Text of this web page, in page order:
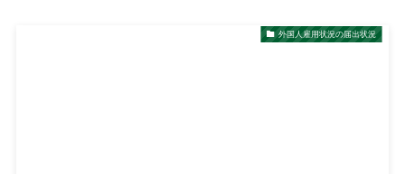
外国人雇用状況の届出状況